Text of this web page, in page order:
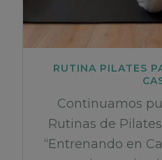
RUTINA PILATES
Continuamos
Rutinas de
“Entrenando en